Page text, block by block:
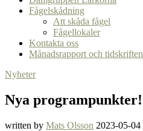
Fågelskådning
Att skåda fågel
Fågellokaler
Kontakta oss
Månadsrapport och tidskriften
Nyheter
Nya programpunkter!
written by Mats Olsson 2023-05-04